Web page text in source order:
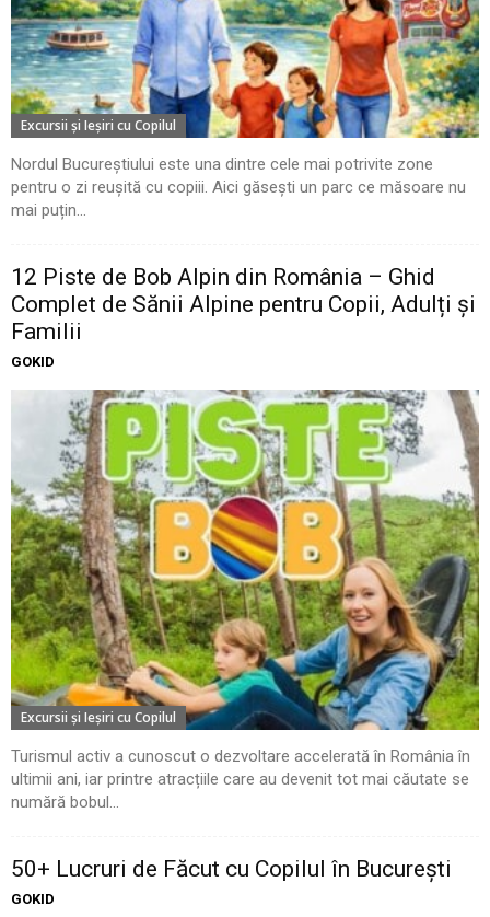
Excursii şi Ieşiri cu Copilul
Nordul Bucureștiului este una dintre cele mai potrivite zone
pentru o zi reușită cu copiii. Aici găsești un parc ce măsoare nu
mai puțin...
12 Piste de Bob Alpin din România – Ghid
Complet de Sănii Alpine pentru Copii, Adulți și
Familii
GOKID
Excursii şi Ieşiri cu Copilul
Turismul activ a cunoscut o dezvoltare accelerată în România în
ultimii ani, iar printre atracțiile care au devenit tot mai căutate se
numără bobul...
50+ Lucruri de Făcut cu Copilul în București
GOKID